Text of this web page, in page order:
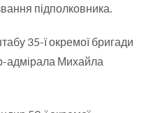
підполковника.
35-ї окремої бригади
адмірала Михайла